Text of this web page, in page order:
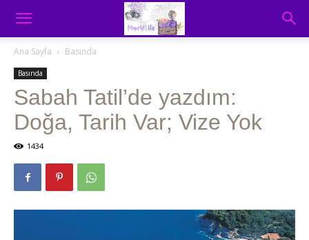
Ana Sayfa Basında
Basında
Sabah Tatil’de yazdım:
Doğa, Tarih Var; Vize Yok
1434